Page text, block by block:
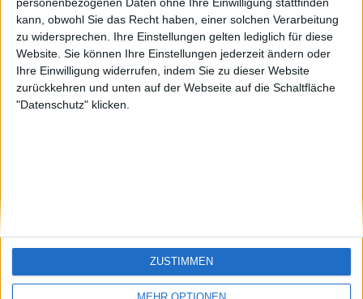
personenbezogenen Daten ohne Ihre Einwilligung stattfinden
kann, obwohl Sie das Recht haben, einer solchen Verarbeitung
zu widersprechen. Ihre Einstellungen gelten lediglich für diese
Website. Sie können Ihre Einstellungen jederzeit ändern oder
Ihre Einwilligung widerrufen, indem Sie zu dieser Website
zurückkehren und unten auf der Webseite auf die Schaltfläche
"Datenschutz" klicken.
ZUSTIMMEN
Si vous êtes francophone, vous devriez aller
Join our American version now and be
among the firsts to submit your score
on our leaderboards!
Let's visit GeoHeroes.com!